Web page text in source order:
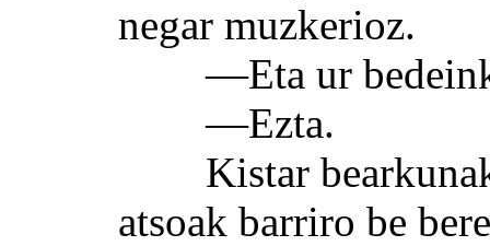
negar muzkerioz.
—Eta ur
—Ezta.
Kistar bearkunak
atsoak barriro be